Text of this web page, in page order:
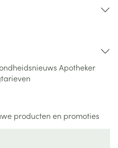
Apotheker
producten en promoties